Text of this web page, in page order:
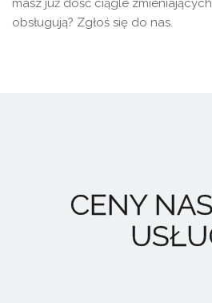
masz już dość ciągle
obsługują? Zgłoś się do nas.
CENY